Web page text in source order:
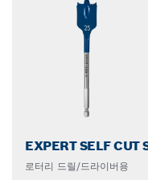
EXPERT SELF CUT
로터리 드릴/드라이버용